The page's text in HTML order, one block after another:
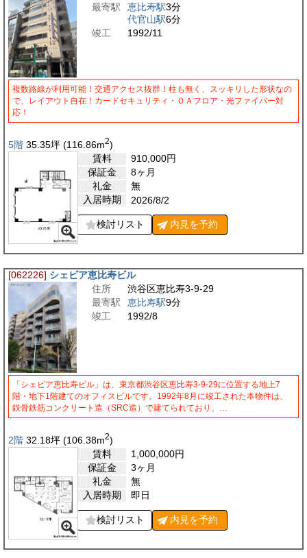
最寄駅
恵比寿駅3分
代官山駅6分
竣工
1992/11
複数路線が利用可能！交通アクセス抜群！柱も無く、スッキリした形状なの
で、レイアウト自在！カードセキュリティ・ＯＡフロア・光ファイバー対
応！
5階 35.35坪 (116.86m2)
賃料
910,000円
保証金
8ヶ月
礼金
無
入居時期
2026/8/2
検討リスト 内見を予約
[062226] シェビア恵比寿ビル
住所
渋谷区恵比寿3-9-29
最寄駅
恵比寿駅9分
竣工
1992/8
「シェビア恵比寿ビル」は、東京都渋谷区恵比寿3-9-29に位置する地上7
階・地下1階建てのオフィスビルです。1992年8月に竣工された本物件は、
鉄骨鉄筋コンクリート造（SRC造）で建てられており、…
2階 32.18坪 (106.38m2)
賃料
1,000,000円
保証金
3ヶ月
礼金
無
入居時期
即日
検討リスト 内見を予約